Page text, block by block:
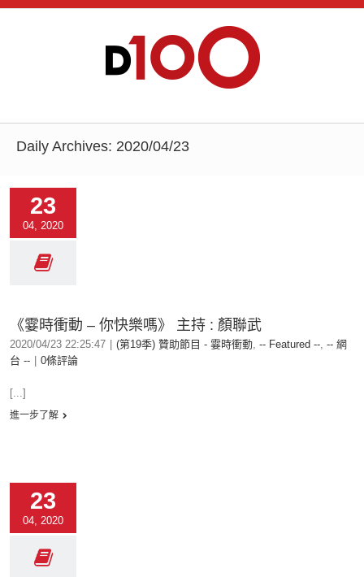
Daily Archives: 2020/04/23
23
04, 2020
《霎時衝動 – 你快樂嗎》 主持 : 顏聯武
2020/04/23 22:25:47 (第19季) 贊助節目 - 霎時衝動, -- Featured --, -- 網
台 --
0條評論
[...]
進一步了解
23
04, 2020